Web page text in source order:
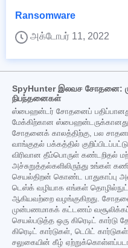
Ransomware
அக்டோபர் 11, 2022
SpyHunter இலவச சோதனை:
நிபந்தனைகள்
ஸ்பைஹன்டர் சோதனைப்
மேக்கிற்கான
சோதனைக் காலத்திற்கு, பல
வாங்குதல் பக்கத்தில்
விரிவான தீம்பொருள் கண்டறிதல்
அச்சுறுத்தல்களிலிருந்து உங்கள்
செயல்திறன் கொண்ட பாதுகாப்பு
டெஸ்க் வழியாக எங்கள்
ஆகியவற்றை வழங்குகிறது.
முன்பணமாகக் கட்டணம்
செயல்படுத்த ஒரு கிரெடிட்
கிரெடிட் கார்டுகள், டெபிட்
சலுகையின் கீழ்